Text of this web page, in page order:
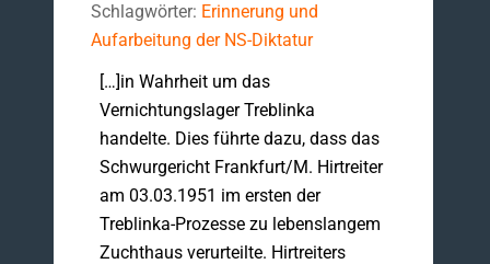
Schlagwörter: Erinnerung und
Aufarbeitung der NS-Diktatur
[…]in Wahrheit um das
Vernichtungslager Treblinka
handelte. Dies führte dazu, dass das
Schwurgericht Frankfurt/M. Hirtreiter
am 03.03.1951 im ersten der
Treblinka-Prozesse zu lebenslangem
Zuchthaus verurteilte. Hirtreiters